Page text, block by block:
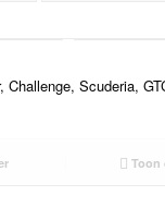
Challenge, Scuderia,
Toon